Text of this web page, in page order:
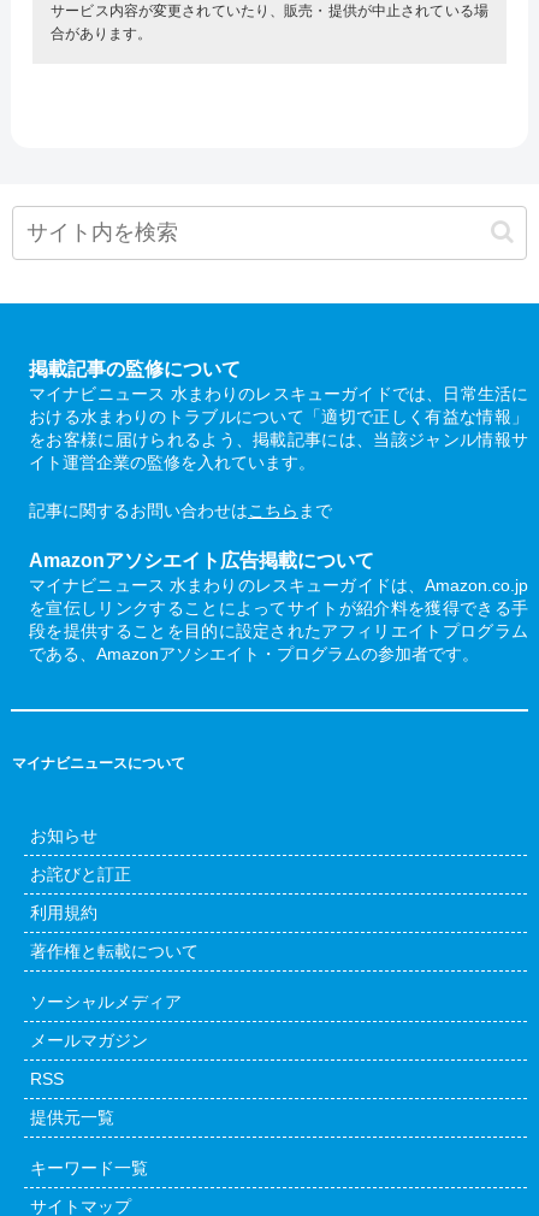
サービス内容が変更されていたり、販売・提供が中止されている場
合があります。
掲載記事の監修について
マイナビニュース 水まわりのレスキューガイドでは、日常生活に
おける水まわりのトラブルについて「適切で正しく有益な情報」
をお客様に届けられるよう、掲載記事には、当該ジャンル情報サ
イト運営企業の監修を入れています。
記事に関するお問い合わせはこちら まで
Amazonアソシエイト広告掲載について
マイナビニュース 水まわりのレスキューガイドは、Amazon.co.jp
を宣伝しリンクすることによってサイトが紹介料を獲得できる手
段を提供することを目的に設定されたアフィリエイトプログラム
である、Amazonアソシエイト・プログラムの参加者です。
マイナビニュースについて
お知らせ
お詫びと訂正
利用規約
著作権と転載について
ソーシャルメディア
メールマガジン
RSS
提供元一覧
キーワード一覧
サイトマップ